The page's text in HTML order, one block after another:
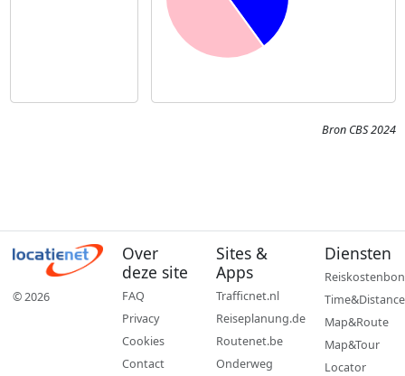
Bron CBS 2024
© 2026
Over
deze site
FAQ
Privacy
Cookies
Contact
Sites &
Apps
Trafficnet.nl
Reiseplanung.de
Routenet.be
Onderweg
Diensten
Reiskostenbon
Time&Distance
Map&Route
Map&Tour
Locator